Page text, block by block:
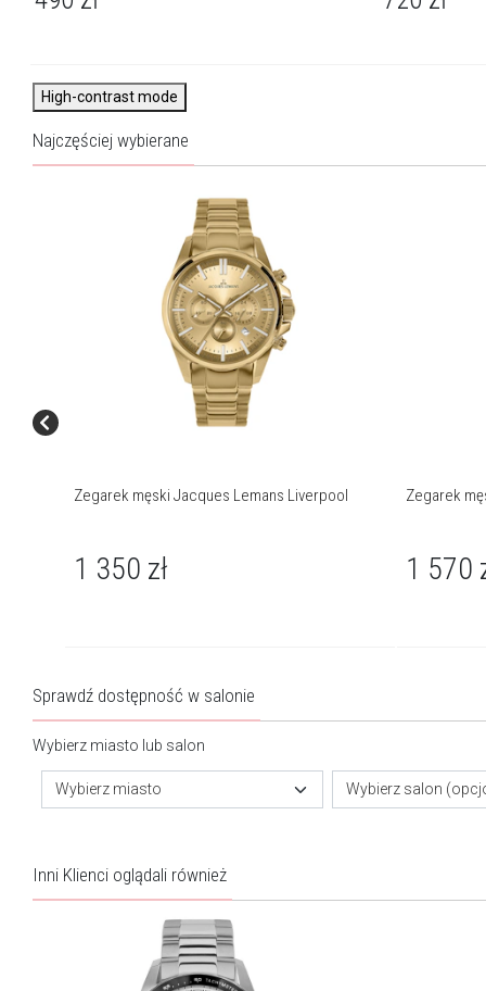
High-contrast mode
Najczęściej wybierane
Zegarek męski Jacques Lemans Liverpool
1 350 zł
Zegarek
1 570
Sprawdź dostępność w salonie
Wybierz miasto lub salon
Wybierz miasto Wybierz salon
Inni Klienci oglądali również